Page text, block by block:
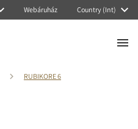
Webáruház Country (Int)
RUBIKORE 6